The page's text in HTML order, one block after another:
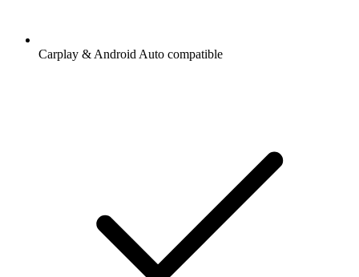
Carplay & Android Auto compatible